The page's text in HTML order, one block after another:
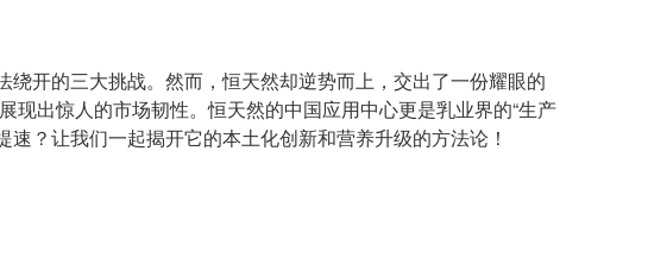
开的三大挑战。然而，恒天然却逆势而上，交出了一份耀眼的
出惊人的市场韧性。恒天然的中国应用中心更是乳业界的“生产
？让我们一起揭开它的本土化创新和营养升级的方法论！